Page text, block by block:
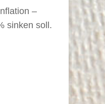
–
sinken soll.